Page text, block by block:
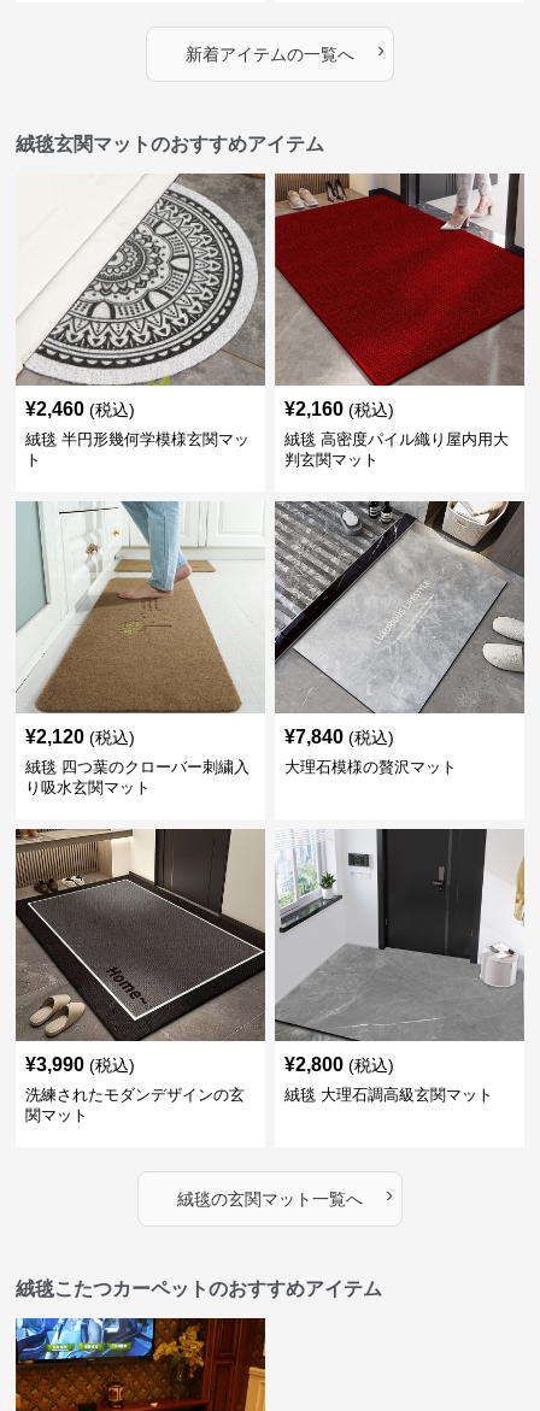
新着アイテムの一覧へ ›
絨毯玄関マットのおすすめアイテム
¥2,460 (税込)
絨毯 半円形幾何学模様玄関マッ
ト
¥2,160 (税込)
絨毯 高密度パイル織り屋内用大
判玄関マット
¥2,120 (税込)
絨毯 四つ葉のクローバー刺繍入
り吸水玄関マット
¥7,840 (税込)
大理石模様の贅沢マット
¥3,990 (税込)
洗練されたモダンデザインの玄
関マット
¥2,800 (税込)
絨毯 大理石調高級玄関マット
絨毯の玄関マット一覧へ ›
絨毯こたつカーペットのおすすめアイテム